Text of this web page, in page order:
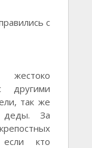
с
так же
За
кто